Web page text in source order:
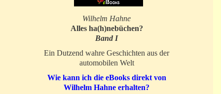
Wilhelm Hahne
Alles ha(h)nebüchen?
Band I
Ein Dutzend wahre Geschichten aus der
automobilen Welt
Wie kann ich die eBooks direkt von
Wilhelm Hahne erhalten?